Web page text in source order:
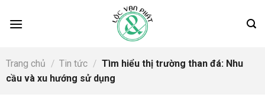
Trang chủ / Tin tức / Tìm hiểu thị trường than đá: Nhu
cầu và xu hướng sử dụng